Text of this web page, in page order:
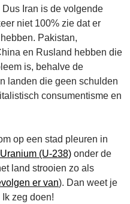
Iran is de volgende
niet 100% zie dat er
Pakistan,
en Rusland hebben die
is, behalve de
landen die geen schulden
consumentisme en
op een stad pleuren in
(U-238) onder de
land strooien zo als
er van). Dan weet je
zeg doen!